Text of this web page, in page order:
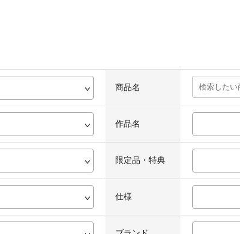
商品名
作品名
限定品・特典
仕様